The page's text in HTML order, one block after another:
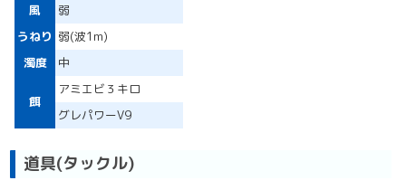
風
弱
うねり 弱(波1m)
濁度
中
餌
アミエビ３キロ
グレパワーV9
道具(タックル)